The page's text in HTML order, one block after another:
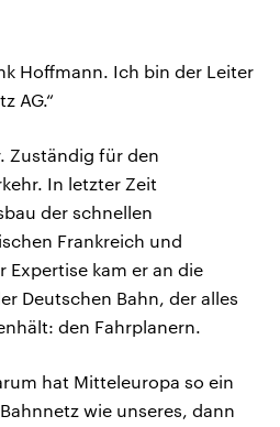
Hoffmann. Ich bin der Leiter
AG.“
Zuständig für den
In letzter Zeit
der schnellen
Frankreich und
Expertise kam er an die
Deutschen Bahn, der alles
den Fahrplanern.
hat Mitteleuropa so ein
wie unseres, dann